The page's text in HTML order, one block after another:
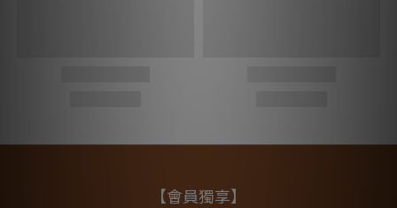
【會員獨享】